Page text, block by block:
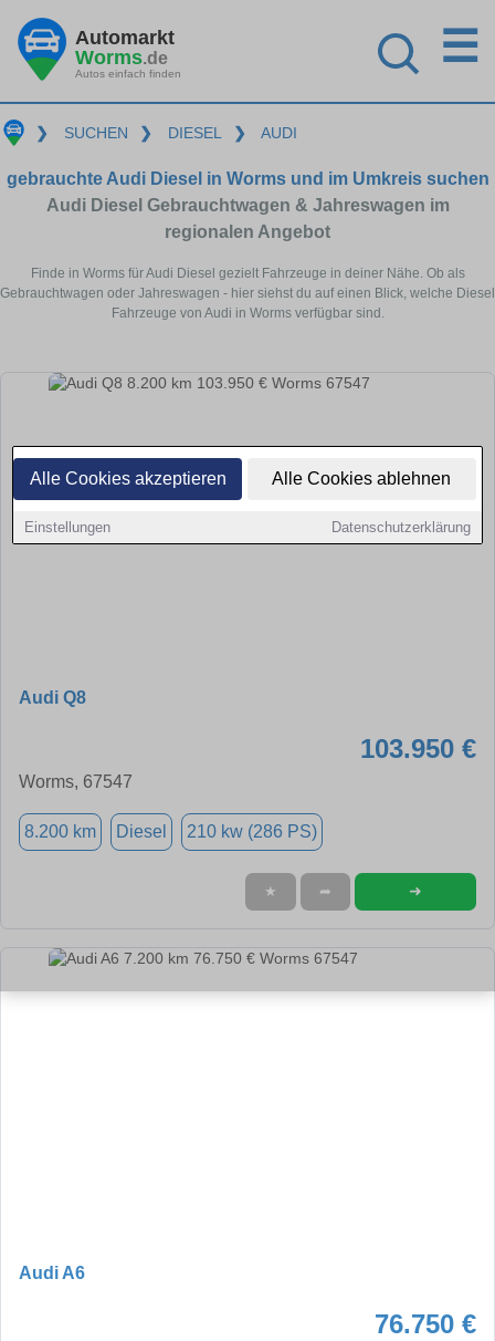
Alle Cookies akzeptieren Alle Cookies ablehnen
Einstellungen Datenschutzerklärung
Automarkt
Worms.de
Autos einfach finden
☰
❯ SUCHEN ❯ DIESEL ❯ AUDI
gebrauchte Audi Diesel in Worms und im Umkreis suchen
Audi Diesel Gebrauchtwagen & Jahreswagen im
regionalen Angebot
Finde in Worms für Audi Diesel gezielt Fahrzeuge in deiner Nähe. Ob als
Gebrauchtwagen oder Jahreswagen - hier siehst du auf einen Blick, welche Diesel
Fahrzeuge von Audi in Worms verfügbar sind.
Audi Q8
103.950 €
Worms, 67547
8.200 km Diesel 210 kw (286 PS)
★ ➦ ➜
Audi A6
76.750 €